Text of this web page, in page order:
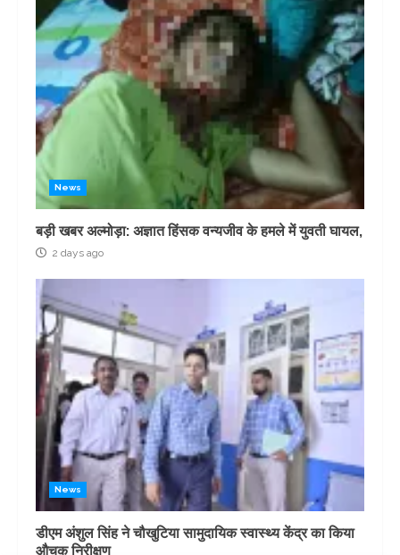
News
बड़ी खबर अल्मोड़ा: अज्ञात हिंसक वन्यजीव के हमले में युवती घायल,
2 days ago
News
डीएम अंशुल सिंह ने चौखुटिया सामुदायिक स्वास्थ्य केंद्र का किया
औचक निरीक्षण